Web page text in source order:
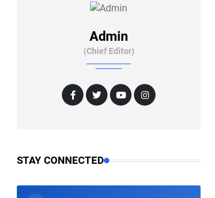
Admin
(Chief Editor)
STAY CONNECTED